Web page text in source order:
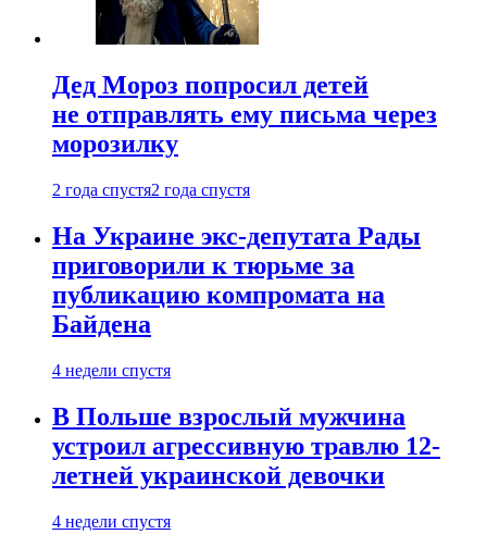
Дед Мороз попросил детей
не отправлять ему письма через
морозилку
2 года спустя2 года спустя
На Украине экс-депутата Рады
приговорили к тюрьме за
публикацию компромата на
Байдена
4 недели спустя
В Польше взрослый мужчина
устроил агрессивную травлю 12-
летней украинской девочки
4 недели спустя